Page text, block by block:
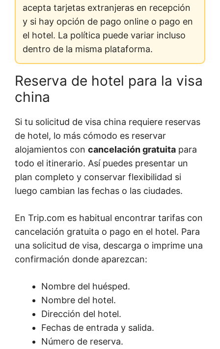
acepta tarjetas extranjeras en recepción
y si hay opción de pago online o pago en
el hotel. La política puede variar incluso
dentro de la misma plataforma.
Reserva de hotel para la visa
china
Si tu solicitud de visa china requiere reservas
de hotel, lo más cómodo es reservar
alojamientos con cancelación gratuita para
todo el itinerario. Así puedes presentar un
plan completo y conservar flexibilidad si
luego cambian las fechas o las ciudades.
En Trip.com es habitual encontrar tarifas con
cancelación gratuita o pago en el hotel. Para
una solicitud de visa, descarga o imprime una
confirmación donde aparezcan:
Nombre del huésped.
Nombre del hotel.
Dirección del hotel.
Fechas de entrada y salida.
Número de reserva.